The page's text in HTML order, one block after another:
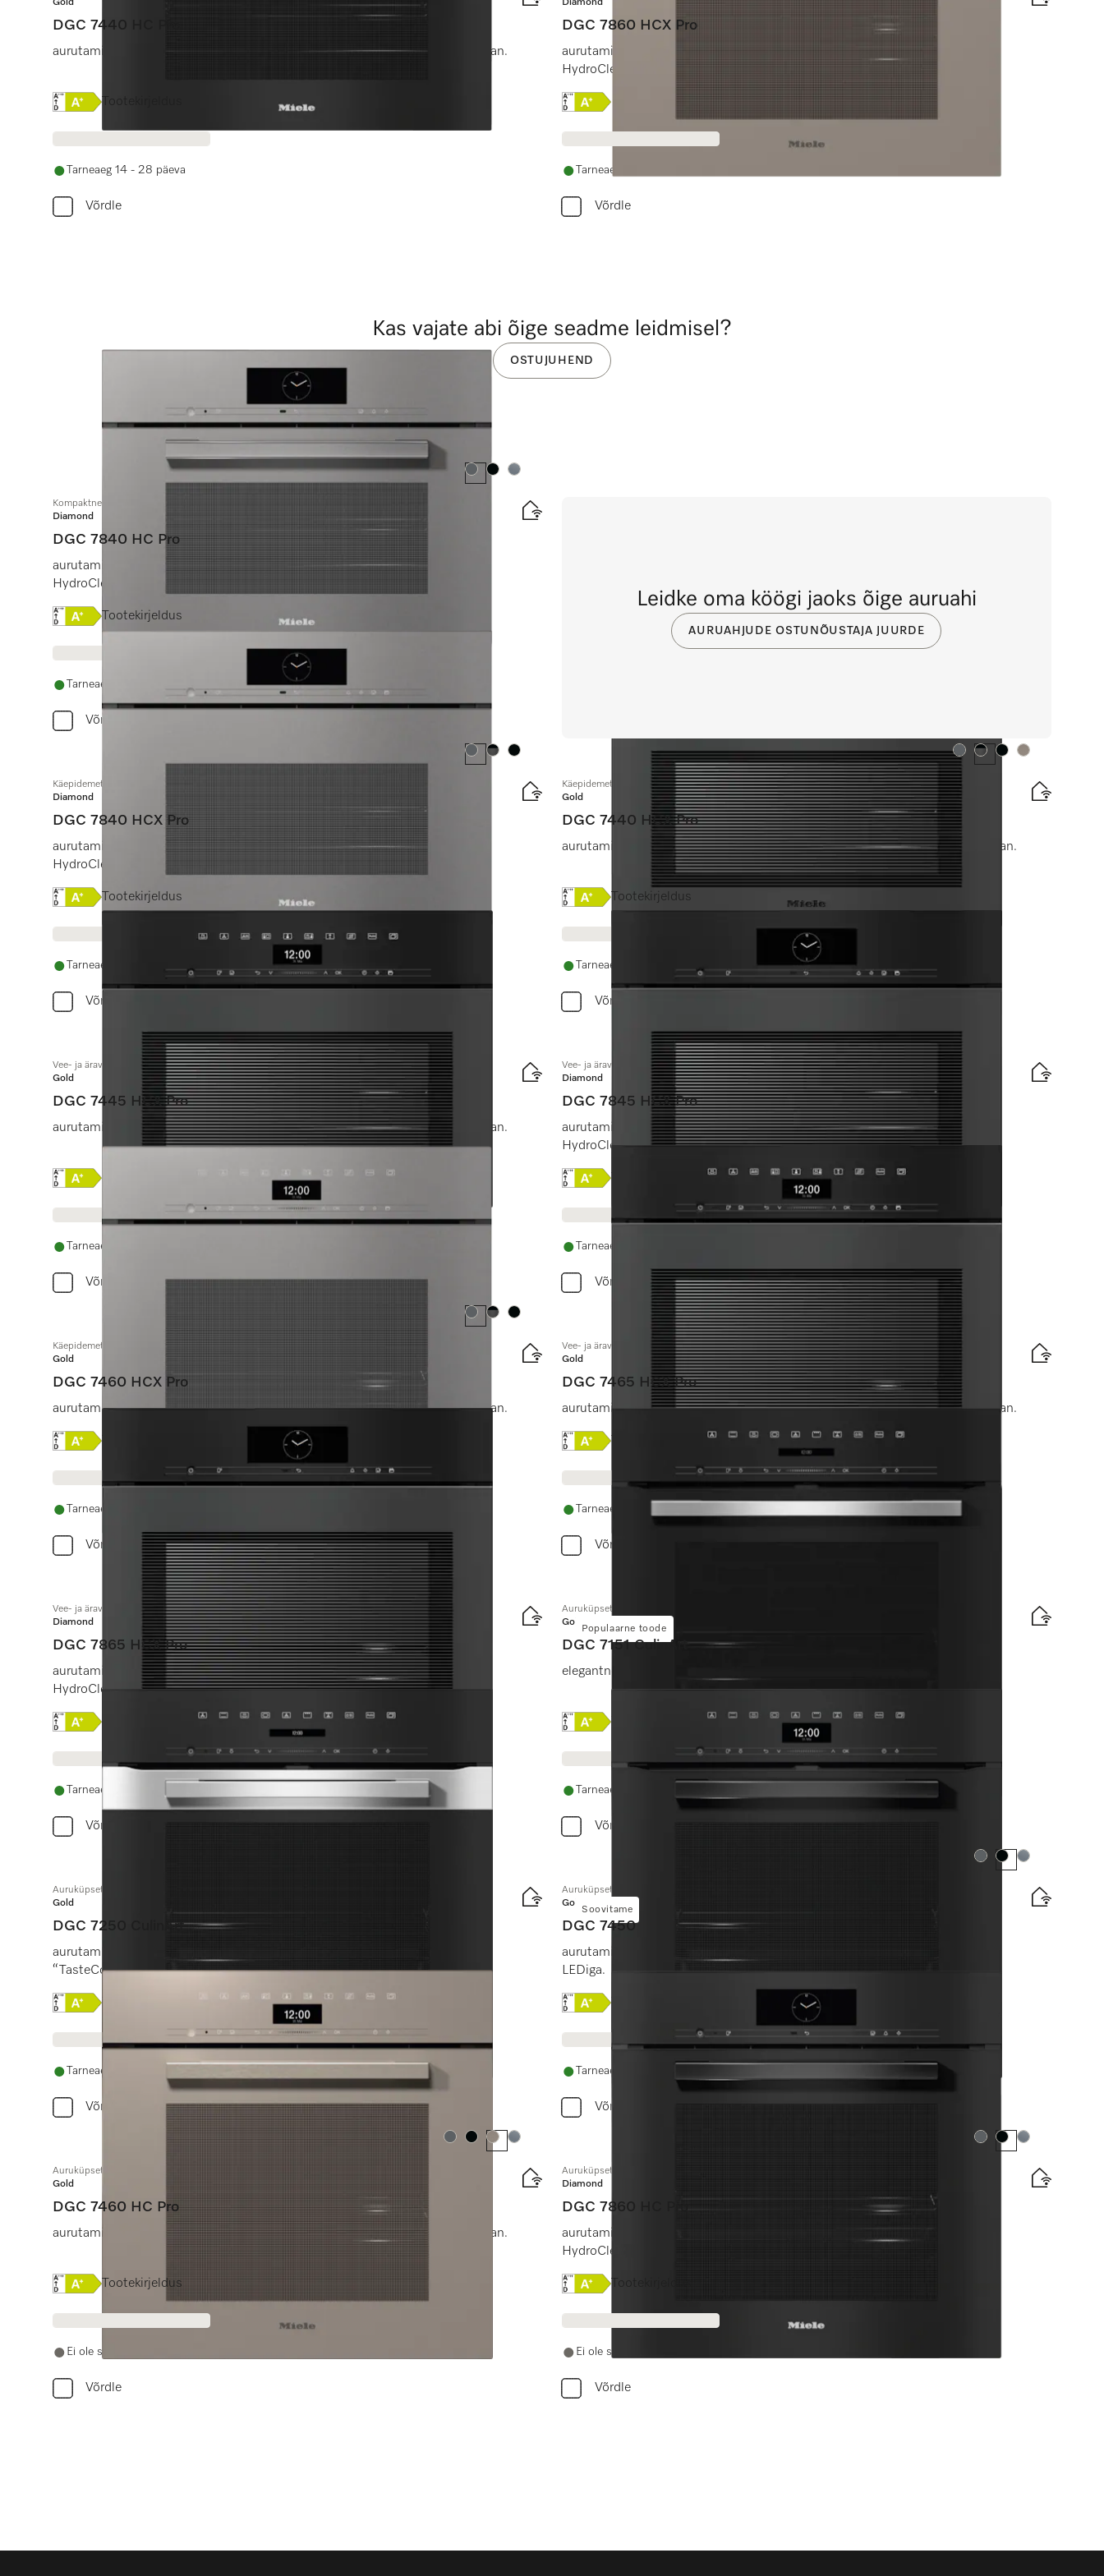
Gold
DGC 7440 HC Pro
aurutamine, küpsetamine, praadimine koos võrku ühendamisega + HydroClean.
Online Label Flag, Energiamärgis
Tootekirjeldus
Tarneaeg 14 - 28 päeva
Võrdle
Diamond
DGC 7860 HCX Pro
aurutamine, küpsetamine, praadimine juhtmevaba toidutermomeetriga +
HydroClean.
Online Label Flag, Energiamärgis
Tarneaeg 14 - 28 päeva
Võrdle
Värv:Värv:Värv:
Kompaktne auruküpsetusahi
Diamond
DGC 7840 HC Pro
aurutamine, küpsetamine, praadimine juhtmevaba toidutermomeetriga +
HydroClean.
Online Label Flag, Energiamärgis
Tootekirjeldus
Tarneaeg 14 - 28 päeva
Võrdle
Värv:Värv:Värv:
Käepidemeta kompaktne auruküpsetusahi
Diamond
DGC 7840 HCX Pro
aurutamine, küpsetamine, praadimine juhtmevaba toidutermomeetriga +
HydroClean.
Online Label Flag, Energiamärgis
Tootekirjeldus
Tarneaeg 14 - 28 päeva
Võrdle
Värv:Värv:Värv:Värv:
Käepidemeta kompaktne auruküpsetusahi
Gold
DGC 7440 HCX Pro
aurutamine, küpsetamine, praadimine koos võrku ühendamisega + HydroClean.
Online Label Flag, Energiamärgis
Tootekirjeldus
Tarneaeg 14 - 28 päeva
Võrdle
Vee- ja äravooluühendusega käepidemeta kompaktne auruküpsetusahi
Gold
DGC 7445 HCX Pro
aurutamine, küpsetamine, praadimine koos võrku ühendamisega + HydroClean.
Online Label Flag, Energiamärgis
Tarneaeg 14 - 28 päeva
Võrdle
Vee- ja äravooluühendusega käepidemeta kompaktne auruküpsetusahi
Diamond
DGC 7845 HCX Pro
aurutamine, küpsetamine, praadimine juhtmevaba toidutermomeetriga +
HydroClean.
Online Label Flag, Energiamärgis
Tarneaeg 14 - 28 päeva
Võrdle
Värv:Värv:Värv:
Käepidemeta auruküpsetusahi
Gold
DGC 7460 HCX Pro
aurutamine, küpsetamine, praadimine koos võrku ühendamisega + HydroClean.
Online Label Flag, Energiamärgis
Tarneaeg 14 - 28 päeva
Võrdle
Vee- ja äravooluühendusega ilma käepidemeta auruküpsetusahi
Gold
DGC 7465 HCX Pro
aurutamine, küpsetamine, praadimine koos võrku ühendamisega + HydroClean.
Online Label Flag, Energiamärgis
Tarneaeg 14 - 28 päeva
Võrdle
Vee- ja äravooluühendusega ilma käepidemeta auruküpsetusahi
Diamond
DGC 7865 HCX Pro
aurutamine, küpsetamine, praadimine juhtmevaba toidutermomeetriga +
HydroClean.
Online Label Flag, Energiamärgis
Tarneaeg 14 - 28 päeva
Võrdle
Populaarne toode
Auruküpsetusahi
Gold
DGC 7151 CulinArt
elegantne must disain, võrguühendus ja TasteControl”.
Online Label Flag, Energiamärgis
Tarneaeg 14 - 28 päeva
Võrdle
Auruküpsetusahi
Gold
DGC 7250 CulinArt
aurutamine, küpsetamine ja praadimine koos võrguühenduse ja
“TasteControliga”.
Online Label Flag, Energiamärgis
Tarneaeg 14 - 28 päeva
Võrdle
Soovitame
Värv:Värv:Värv:
Auruküpsetusahi
Gold
DGC 7450
aurutamine, küpsetamine ja praadimine võrguühenduse, “TasteControli” ja
LEDiga.
Online Label Flag, Energiamärgis
Tarneaeg 14 - 28 päeva
Võrdle
Värv:Värv:Värv:Värv:
Auruküpsetusahi
Gold
DGC 7460 HC Pro
aurutamine, küpsetamine, praadimine koos võrku ühendamisega + HydroClean.
Online Label Flag, Energiamärgis
Tootekirjeldus
Ei ole saadaval
Võrdle
Värv:Värv:Värv:
Auruküpsetusahi
Diamond
DGC 7860 HC Pro
aurutamine, küpsetamine, praadimine juhtmevaba toidutermomeetriga +
HydroClean.
Online Label Flag, Energiamärgis
Ei ole saadaval
Võrdle
Kas vajate abi õige seadme leidmisel?
OSTUJUHEND
Leidke oma köögi jaoks õige auruahi
AURUAHJUDE OSTUNÕUSTAJA JUURDE